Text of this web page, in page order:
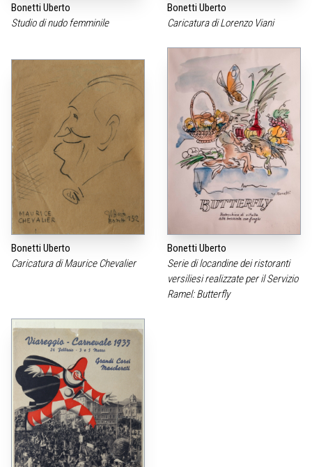
Bonetti Uberto
Studio di nudo femminile
Bonetti Uberto
Caricatura di Lorenzo Viani
Bonetti Uberto
Caricatura di Maurice Chevalier
Bonetti Uberto
Serie di locandine dei ristoranti
versiliesi realizzate per il Servizio
Ramel: Butterfly